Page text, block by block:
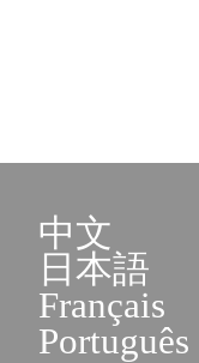
中文
日本語
Français
Português